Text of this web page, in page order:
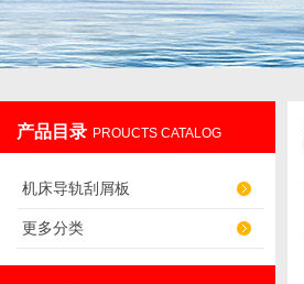
产品目录 PROUCTS CATALOG
机床导轨刮屑板
更多分类